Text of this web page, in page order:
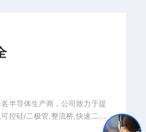
半导体生产商，公司致力于提
控硅/二极管,整流桥,快速二极